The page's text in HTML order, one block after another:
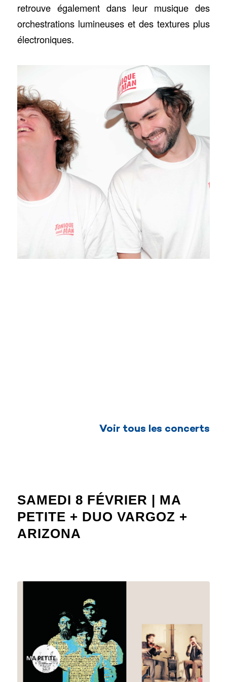
retrouve également dans leur musique des
orchestrations lumineuses et des textures plus
électroniques.
Voir tous les concerts
SAMEDI 8 FÉVRIER | MA
PETITE + DUO VARGOZ +
ARIZONA